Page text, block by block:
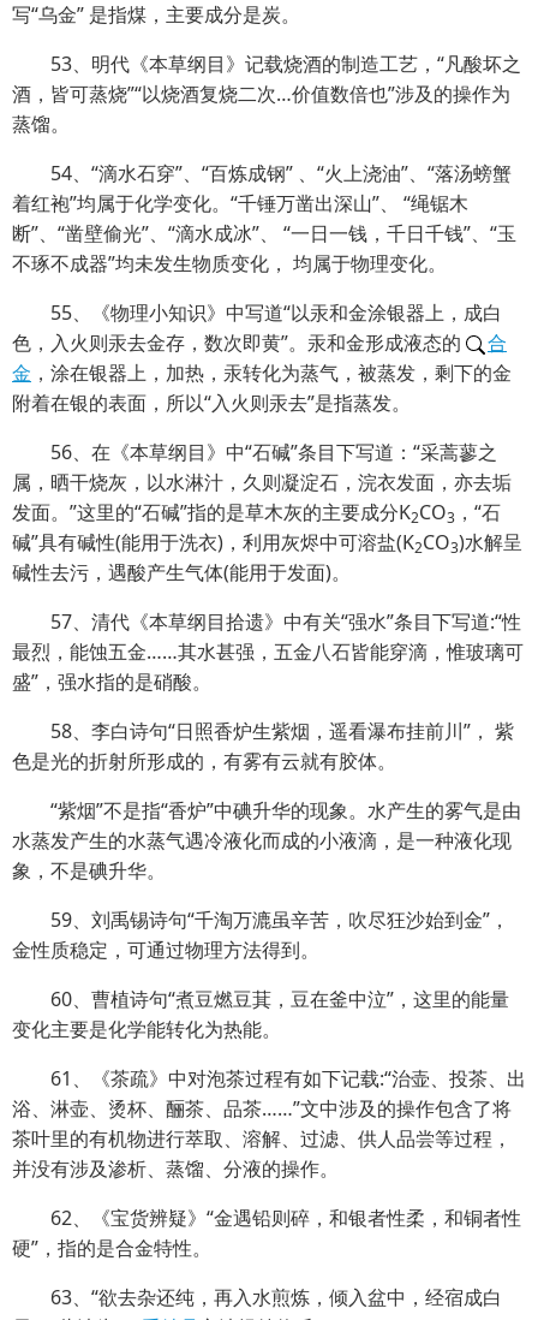
写“乌金” 是指煤，主要成分是炭。
53、明代《本草纲目》记载烧酒的制造工艺，“凡酸坏之
酒，皆可蒸烧”“以烧酒复烧二次…价值数倍也”涉及的操作为
蒸馏。
54、“滴水石穿”、“百炼成钢” 、“火上浇油”、“落汤螃蟹
着红袍”均属于化学变化。 “千锤万凿出深山”、 “绳锯木
断”、“凿壁偷光”、“滴水成冰”、 “一日一钱，千日千钱”、 “玉
不琢不成器”均未发生物质变化， 均属于物理变化。
55、《物理小知识》中写道“以汞和金涂银器上，成白
色，入火则汞去金存，数次即黄”。汞和金形成液态的
合
金 ，涂在银器上，加热，汞转化为蒸气，被蒸发，剩下的金
附着在银的表面，所以“入火则汞去”是指蒸发。
56、在《本草纲目》中“石碱”条目下写道：“采蒿蓼之
属，晒干烧灰，以水淋汁，久则凝淀石，浣衣发面，亦去垢
发面。”这里的“石碱”指的是草木灰的主要成分K2CO3 ，“石
碱”具有碱性(能用于洗衣)，利用灰烬中可溶盐(K2CO3)水解呈
碱性去污，遇酸产生气体(能用于发面)。
57、清代《本草纲目拾遗》中有关“强水”条目下写道:“性
最烈，能蚀五金……其水甚强，五金八石皆能穿滴，惟玻璃可
盛”，强水指的是硝酸。
58、李白诗句“日照香炉生紫烟，遥看瀑布挂前川”， 紫
色是光的折射所形成的，有雾有云就有胶体。
“紫烟”不是指“香炉”中碘升华的现象。水产生的雾气是由
水蒸发产生的水蒸气遇冷液化而成的小液滴，是一种液化现
象，不是碘升华。
59、刘禹锡诗句“千淘万漉虽辛苦，吹尽狂沙始到金”，
金性质稳定，可通过物理方法得到。
60、曹植诗句“煮豆燃豆萁，豆在釜中泣”，这里的能量
变化主要是化学能转化为热能。
61、《茶疏》中对泡茶过程有如下记载:“治壶、投茶、出
浴、淋壶、烫杯、酾茶、品茶……”文中涉及的操作包含了将
茶叶里的有机物进行萃取、溶解、过滤、供人品尝等过程，
并没有涉及渗析、蒸馏、分液的操作。
62、《宝货辨疑》“金遇铅则碎，和银者性柔，和铜者性
硬”，指的是合金特性。
63、“欲去杂还纯，再入水煎炼，倾入盆中，经宿成白